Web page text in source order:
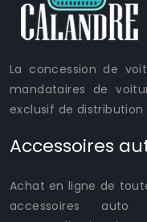
La concession de
mandataires de
exclusif de
Accessoires
Achat en ligne de
accessoires